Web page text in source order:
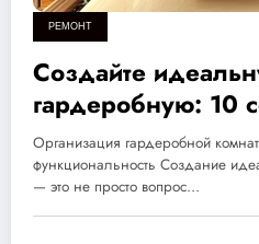
РЕМОНТ
Создайте
гардеробную: 10
стильного и
пространства по
Организация гардеробной
функциональность Создание
— это не просто вопрос…